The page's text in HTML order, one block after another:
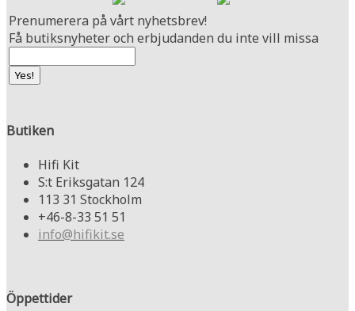
Prenumerera på vårt nyhetsbrev!
Få butiksnyheter och erbjudanden du inte vill missa
Butiken
Hifi Kit
S:t Eriksgatan 124
113 31 Stockholm
+46-8-33 51 51
info@hifikit.se
Öppettider